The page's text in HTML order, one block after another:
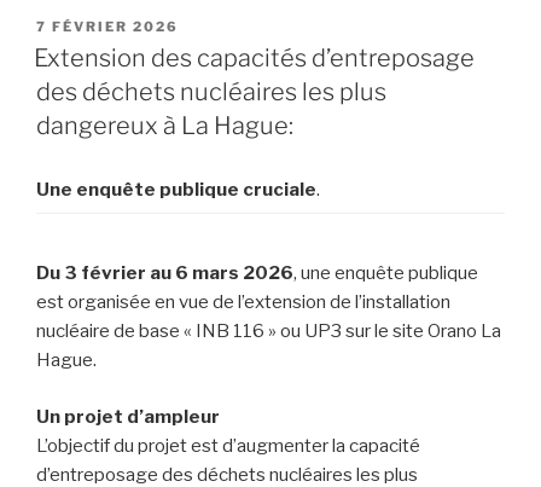
PUBLIÉ
LE
7 FÉVRIER 2026
Extension des capacités d’entreposage
des déchets nucléaires les plus
dangereux à La Hague:
Une enquête publique cruciale.
Du 3 février au 6 mars 2026, une enquête publique
est organisée en vue de l’extension de l’installation
nucléaire de base « INB 116 » ou UP3 sur le site Orano La
Hague.
Un projet d’ampleur
L’objectif du projet est d’augmenter la capacité
d’entreposage des déchets nucléaires les plus